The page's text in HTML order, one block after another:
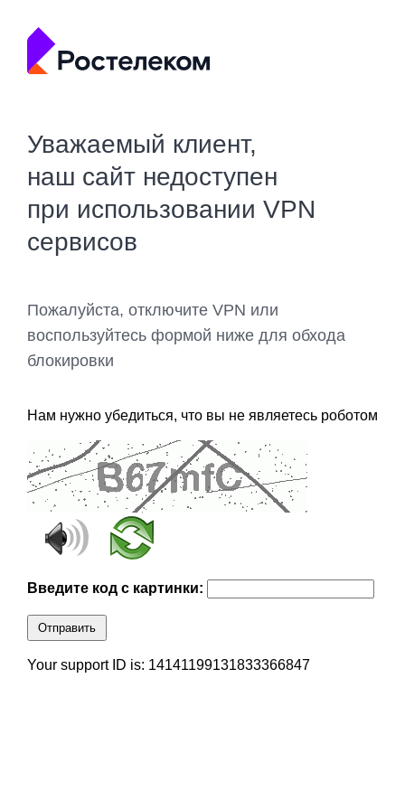
Уважаемый клиент,
наш сайт недоступен
при использовании VPN
сервисов
Пожалуйста, отключите VPN или
воспользуйтесь формой ниже для обхода
блокировки
Нам нужно убедиться, что вы не являетесь роботом
Введите код с картинки:
Отправить
Your support ID is: 14141199131833366847